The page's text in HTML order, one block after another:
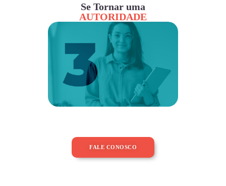
Se Tornar uma
AUTORIDADE
FALE CONOSCO